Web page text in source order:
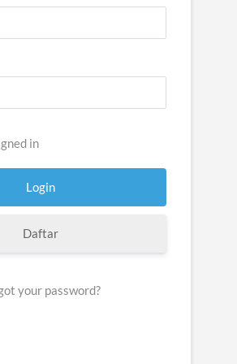
in
Daftar
your password?